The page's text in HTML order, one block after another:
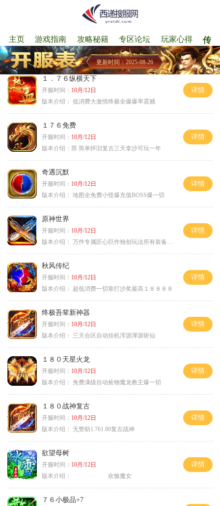
主页 游戏指南 攻略秘籍 专区论坛 玩家心得 传
更新时间：2025-08-26
１．７６纵横天下
开服时间： 10月/12日
版本介绍： 低消费大激情终极全爆爆率震撼
详情
１７６免费
开服时间： 10月/12日
版本介绍： 荐 简单怀旧复古三天拿沙可玩一年
详情
奇遇沉默
开服时间： 10月/12日
版本介绍： 地图全免费小怪爆充值BOSS爆一切
详情
原神世界
开服时间： 10月/12日
版本介绍： 万件专属匠心巨作独创玩法所有装备靠打
详情
秋风传纪
开服时间： 10月/12日
版本介绍：
超低消费一切靠打沙奖最高１８８８８
详情
终极吾辈新神器
开服时间： 10月/12日
版本介绍：
三天合区自动挂机浑源渾源斩仙
详情
１８０天星火龙
开服时间： 10月/12日
版本介绍： 免费满级自动捡物魔龙教主爆一切
详情
１８０战神复古
开服时间： 10月/12日
版本介绍： 无赞助1.761.80复古战神
详情
欲望母树
开服时间： 10月/12日
版本介绍：
欢愉魔女
详情
７６小极品+7